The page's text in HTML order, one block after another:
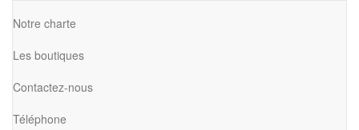
Notre charte
Les boutiques
Contactez-nous
Téléphone